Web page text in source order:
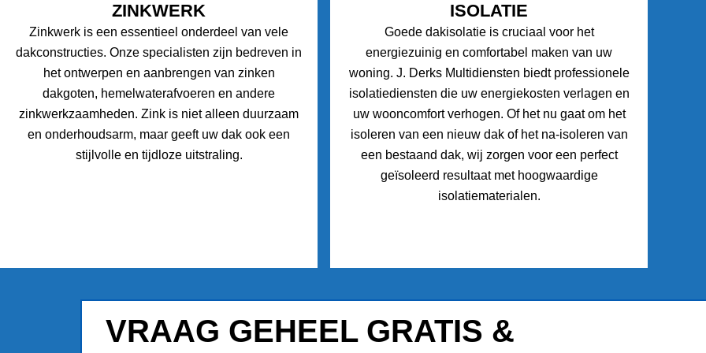
ZINKWERK
Zinkwerk is een essentieel onderdeel van vele
dakconstructies. Onze specialisten zijn bedreven in
het ontwerpen en aanbrengen van zinken
dakgoten, hemelwaterafvoeren en andere
zinkwerkzaamheden. Zink is niet alleen duurzaam
en onderhoudsarm, maar geeft uw dak ook een
stijlvolle en tijdloze uitstraling.
ISOLATIE
Goede dakisolatie is cruciaal voor het
energiezuinig en comfortabel maken van uw
woning. J. Derks Multidiensten biedt professionele
isolatiediensten die uw energiekosten verlagen en
uw wooncomfort verhogen. Of het nu gaat om het
isoleren van een nieuw dak of het na-isoleren van
een bestaand dak, wij zorgen voor een perfect
geïsoleerd resultaat met hoogwaardige
isolatiematerialen.
VRAAG GEHEEL GRATIS &